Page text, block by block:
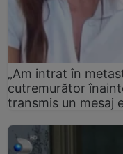
„Am intrat în
cutremurător
transmis un mesaj